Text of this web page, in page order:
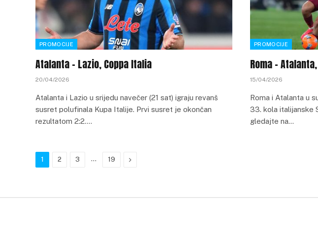
PROMOCIJE
Atalanta – Lazio, Coppa Italia
20/04/2026
Atalanta i Lazio u srijedu navečer (21 sat) igraju revanš
susret polufinala Kupa Italije. Prvi susret je okončan
rezultatom 2:2.…
PROMOCIJE
Roma –
15/04/2026
Roma i Atalanta u
33. kola italijanske
gledajte na…
1 2 3 … 19 Next